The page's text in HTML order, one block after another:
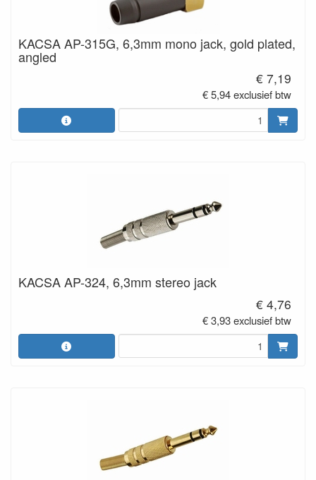
KACSA AP-315G, 6,3mm mono jack, gold plated,
angled
€ 7,19
€ 5,94 exclusief btw
KACSA AP-324, 6,3mm stereo jack
€ 4,76
€ 3,93 exclusief btw